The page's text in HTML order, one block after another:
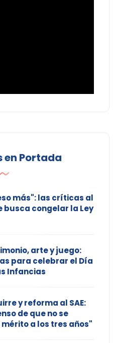
en Portada
más": las críticas al
busca congelar la Ley
arte y juego:
para celebrar el Día
Infancias
y reforma al SAE:
de que no se
a los tres años"